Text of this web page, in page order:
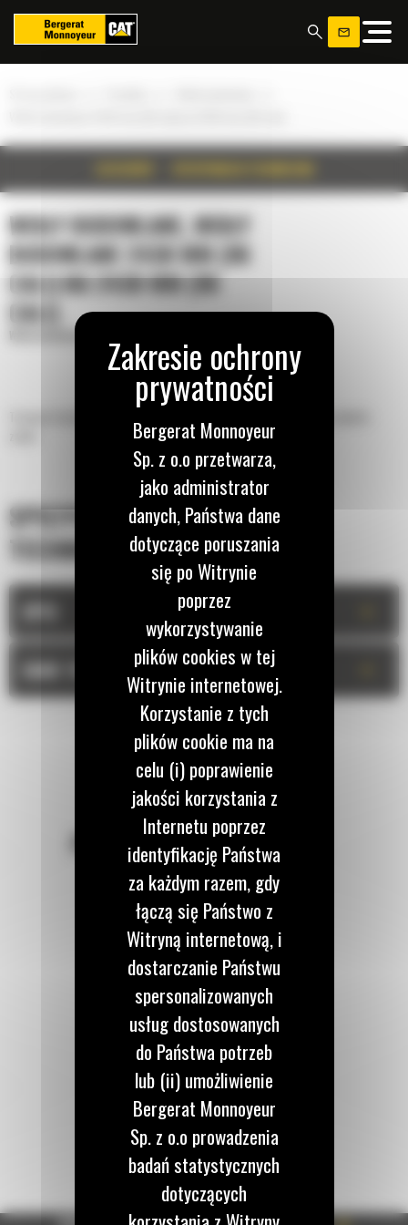
WIDŁY BUDOWLANE, WIDŁY
BUDOWLANE 2438 MM (96
CALI) NA 2438 MM (96
CALI)
SPECYFIKACJA
TECHNICZNA
DANE TECHNICZNE
POZOSTAŃMY W KONTAKCIE
Zadzwoń do nas
122 100 122
Napisz do nas
WYŚLIJ WIADOMOŚĆ
Panel zarządzania plikami cookies
Bergerat Monnoyeur
Sp. z o.o przetwarza,
jako administrator
danych, Państwa dane
dotyczące poruszania
się po Witrynie
poprzez
wykorzystywanie
plików cookies w tej
Witrynie internetowej.
Korzystanie z tych
plików cookie ma na
celu (i) poprawienie
jakości korzystania z
Internetu poprzez
identyfikację Państwa
za każdym razem, gdy
łączą się Państwo z
Witryną internetową, i
dostarczanie Państwu
spersonalizowanych
usług dostosowanych
do Państwa potrzeb
lub (ii) umożliwienie
Bergerat Monnoyeur
Sp. z o.o prowadzenia
badań statystycznych
dotyczących